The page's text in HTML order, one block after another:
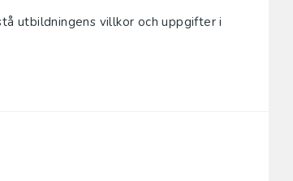
utbildningens villkor och uppgifter i